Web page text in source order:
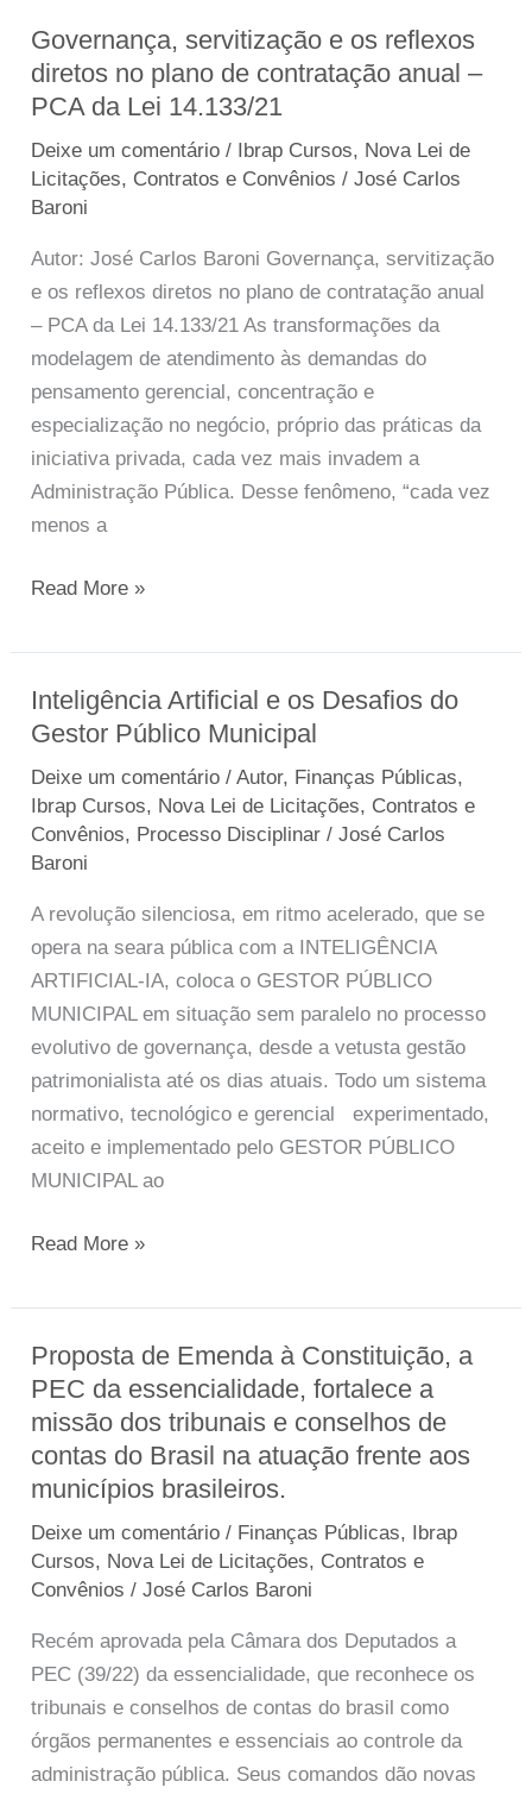
Governança, servitização e os reflexos
diretos no plano de contratação anual –
PCA da Lei 14.133/21
Deixe um comentário / Ibrap Cursos, Nova Lei de
Licitações, Contratos e Convênios /José Carlos
Baroni
Autor: José Carlos Baroni Governança, servitização
e os reflexos diretos no plano de contratação anual
– PCA da Lei 14.133/21 As transformações da
modelagem de atendimento às demandas do
pensamento gerencial, concentração e
especialização no negócio, próprio das práticas da
iniciativa privada, cada vez mais invadem a
Administração Pública. Desse fenômeno, “cada vez
menos a
Governança,
servitização
e
os
reflexos
diretos
plano
de
contratação
anual
–
PCA
da
Lei
14.133/21
Read More »
Inteligência Artificial e os Desafios do
Gestor Público Municipal
Deixe um comentário /Autor, Finanças Públicas,
Ibrap Cursos, Nova Lei de Licitações, Contratos e
Convênios, Processo Disciplinar /José Carlos
Baroni
A revolução silenciosa, em ritmo acelerado, que se
opera na seara pública com a INTELIGÊNCIA
ARTIFICIAL-IA, coloca o GESTOR PÚBLICO
MUNICIPAL em situação sem paralelo no processo
evolutivo de governança, desde a vetusta gestão
patrimonialista até os dias atuais. Todo um sistema
normativo, tecnológico e gerencial experimentado,
aceito e implementado pelo GESTOR PÚBLICO
MUNICIPAL ao
Inteligência
Artificial
e
os
Desafios
do
Municipal
Read More »
Proposta de Emenda à Constituição, a
PEC da essencialidade, fortalece a
missão dos tribunais e conselhos de
contas do Brasil na atuação frente aos
municípios brasileiros.
Deixe um comentário / Finanças Públicas, Ibrap
Cursos, Nova Lei de Licitações, Contratos e
Convênios /José Carlos Baroni
Recém aprovada pela Câmara dos Deputados a
PEC (39/22) da essencialidade, que reconhece os
tribunais e conselhos de contas do brasil como
órgãos permanentes e essenciais ao controle da
administração pública. Seus comandos dão novas
Proposta
de
Emenda
à
Constituição,
a
PEC
da
fortalece
a
missão
dos
tribunais